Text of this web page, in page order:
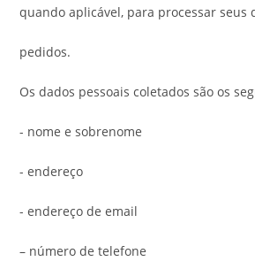
quando aplicável, para processar seus
pedidos.
Os dados pessoais coletados são os
- nome e sobrenome
- endereço
- endereço de email
– número de telefone